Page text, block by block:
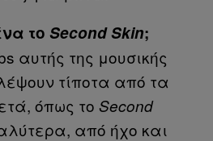
το Second Skin;
αυτής της μουσικής
τίποτα από τα
όπως το Second
από ήχο και